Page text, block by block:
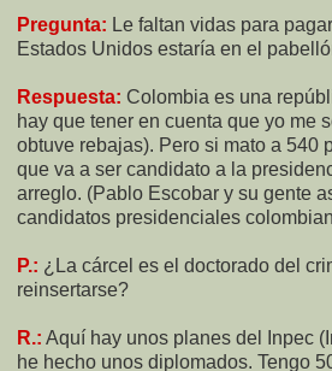
Pregunta: Le faltan vidas para
Estados Unidos estaría en el
Respuesta: Colombia es una
hay que tener en cuenta que yo me
obtuve rebajas). Pero si mato a 540
que va a ser candidato a la
arreglo. (Pablo Escobar y su gente
candidatos presidenciales
P.: ¿La cárcel es el doctorado del
reinsertarse?
R.: Aquí hay unos planes del Inpec
he hecho unos diplomados. Tengo